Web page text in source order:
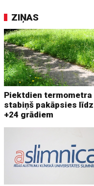
ZIŅAS
Piektdien termometra
stabiņš pakāpsies līdz
+24 grādiem